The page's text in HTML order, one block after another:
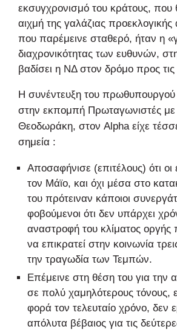
εκσυγχρονισμό του κράτους, που
αιχμή της γαλάζιας προεκλογικής
που παρέμεινε σταθερό, ήταν η
διαχρονικότητας των ευθυνών,
βαδίσει η ΝΔ στον δρόμο προς
Η συνέντευξη του
στην εκπομπή Πρωταγωνιστές με
Θεοδωράκη, στον Alpha είχε
σημεία :
Αποσαφήνισε (επιτέλους) ότι οι
τον Μάϊο, και όχι μέσα στο
του πρότειναν κάποιοι
φοβούμενοι ότι δεν υπάρχει
αναστροφή του κλίματος οργής
να επικρατεί στην κοινωνία
την τραγωδία των Τεμπών.
Επέμεινε στη θέση του για την
σε πολύ χαμηλότερους τόνους,
φορά τον τελευταίο χρόνο, δεν
απόλυτα βέβαιος για τις